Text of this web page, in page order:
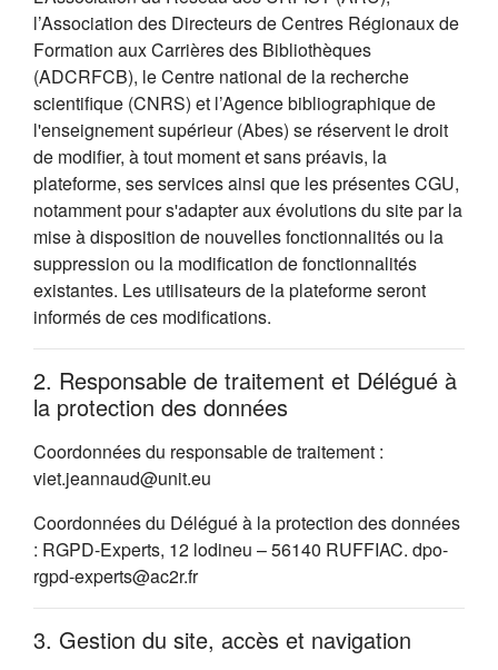
l’Association des Directeurs de Centres Régionaux de
Formation aux Carrières des Bibliothèques
(ADCRFCB), le Centre national de la recherche
scientifique (CNRS) et l’Agence bibliographique de
l'enseignement supérieur (Abes) se réservent le droit
de modifier, à tout moment et sans préavis, la
plateforme, ses services ainsi que les présentes CGU,
notamment pour s'adapter aux évolutions du site par la
mise à disposition de nouvelles fonctionnalités ou la
suppression ou la modification de fonctionnalités
existantes. Les utilisateurs de la plateforme seront
informés de ces modifications.
2. Responsable de traitement et Délégué à
la protection des données
Coordonnées du responsable de traitement :
viet.jeannaud@unit.eu
Coordonnées du Délégué à la protection des données
: RGPD-Experts, 12 lodineu – 56140 RUFFIAC. dpo-
rgpd-experts@ac2r.fr
3. Gestion du site, accès et navigation